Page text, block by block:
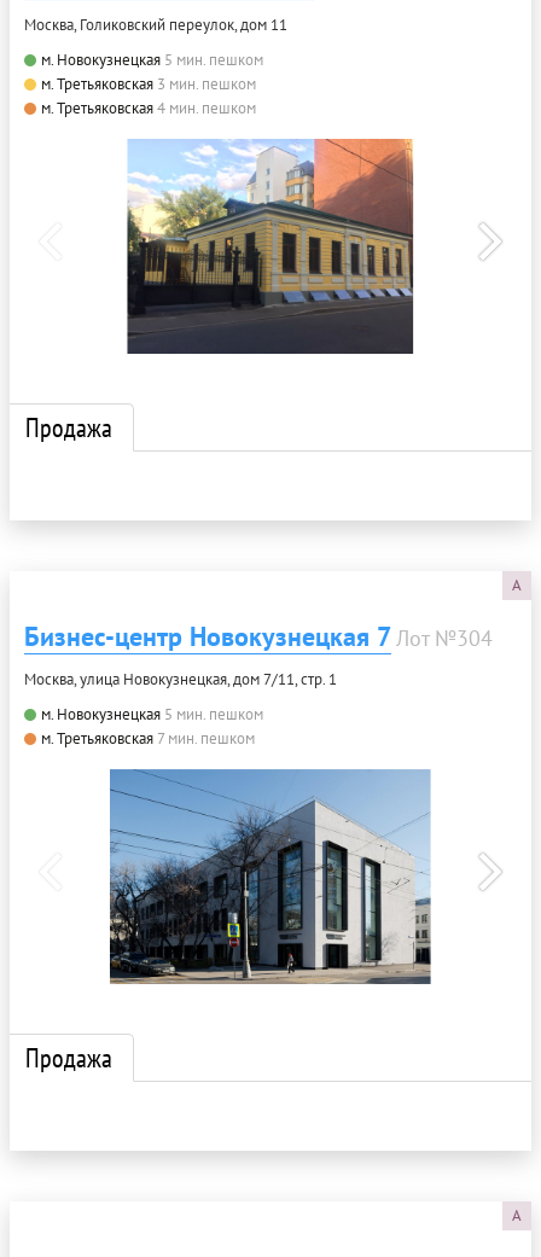
Москва, Голиковский переулок, дом 11
м. Новокузнецкая 5 мин. пешком
м. Третьяковская 3 мин. пешком
м. Третьяковская4 мин. пешком
Продажа
A
Бизнес-центр Новокузнецкая 7Лот №304
Москва, улица Новокузнецкая, дом 7/11, стр. 1
м. Новокузнецкая 5 мин. пешком
м. Третьяковская 7 мин. пешком
Продажа
A